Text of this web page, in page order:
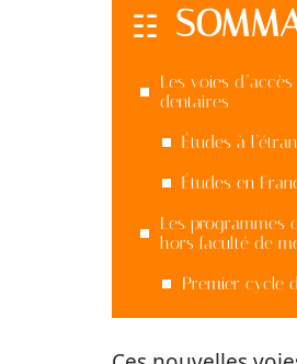
Les voies
dentaires
Études à
Études en
Les programmes
hors faculté de
Premier cycle